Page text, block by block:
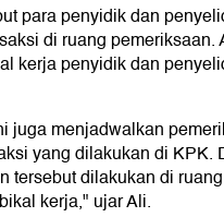
para penyidik dan
di ruang pemeriksaan.
kerja penyidik dan
juga menjadwalkan
yang dilakukan di KPK.
tersebut dilakukan di
kerja," ujar Ali.